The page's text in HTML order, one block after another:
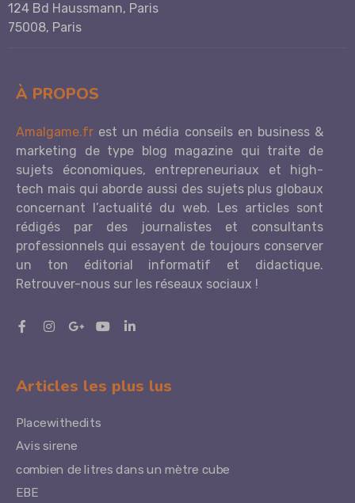
124 Bd Haussmann, Paris
75008, Paris
À PROPOS
Amalgame.fr est un média conseils en business &
marketing de type blog magazine qui traite de
sujets économiques, entrepreneuriaux et high-
tech mais qui aborde aussi des sujets plus globaux
concernant l’actualité du web. Les articles sont
rédigés par des journalistes et consultants
professionnels qui essayent de toujours conserver
un ton éditorial informatif et didactique.
Retrouver-nous sur les réseaux sociaux !
Articles les plus lus
Placewithedits
Avis sirene
combien de litres dans un mètre cube
EBE